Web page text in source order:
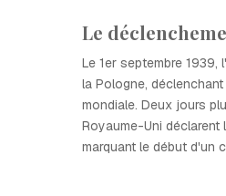
Le
Le 1er septembre 1939,
la Pologne,
mondiale. Deux jours
Royaume-Uni déclarent
marquant le début d'un